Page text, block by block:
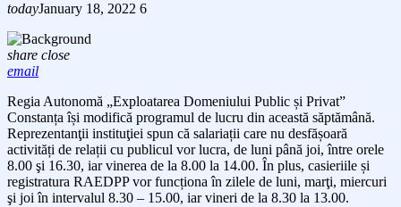
todayJanuary 18, 2022 6
share close
email
Regia Autonomă „Exploatarea Domeniului Public și Privat”
Constanța își modifică programul de lucru din această săptămână.
Reprezentanţii instituţiei spun că salariații care nu desfășoară
activități de relații cu publicul vor lucra, de luni până joi, între orele
8.00 şi 16.30, iar vinerea de la 8.00 la 14.00. În plus, casieriile și
registratura RAEDPP vor funcționa în zilele de luni, marţi, miercuri
şi joi în intervalul 8.30 – 15.00, iar vineri de la 8.30 la 13.00.